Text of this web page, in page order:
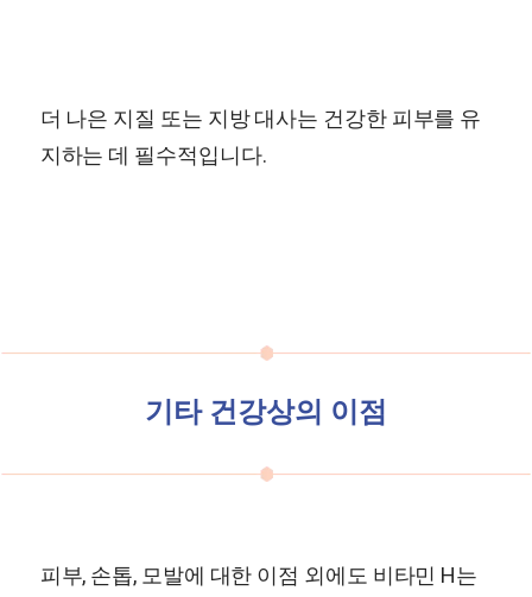
더 나은 지질 또는 지방 대사는 건강한 피부를 유
지하는 데 필수적입니다.
기타 건강상의 이점
피부, 손톱, 모발에 대한 이점 외에도 비타민 H는